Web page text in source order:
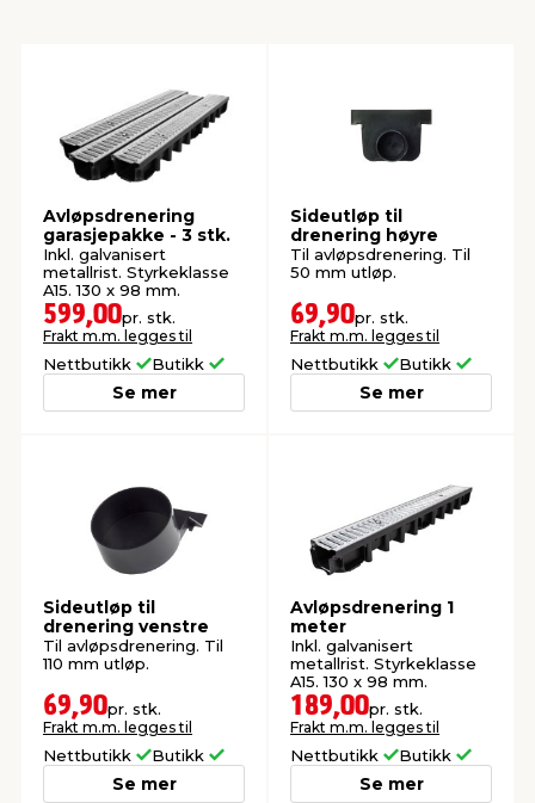
& stillas
& ugress
& stativer
og sylting
data & TV
Avløpsdrenering
garasjepakke - 3 stk.
Inkl. galvanisert
metallrist. Styrkeklasse
A15. 130 x 98 mm.
599,00pr. stk.
Frakt m.m. legges til
Nettbutikk Butikk
Se mer
Sideutløp til
drenering høyre
Til avløpsdrenering. Til
50 mm utløp.
69,90pr. stk.
Frakt m.m. legges til
Nettbutikk Butikk
Se mer
Sideutløp til
drenering venstre
Til avløpsdrenering. Til
110 mm utløp.
69,90pr. stk.
Frakt m.m. legges til
Nettbutikk Butikk
Se mer
Avløpsdrenering 1
meter
Inkl. galvanisert
metallrist. Styrkeklasse
A15. 130 x 98 mm.
189,00pr. stk.
Frakt m.m. legges til
Nettbutikk Butikk
Se mer